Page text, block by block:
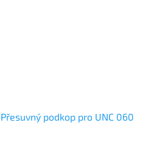
Přesuvný podkop pro UNC 060